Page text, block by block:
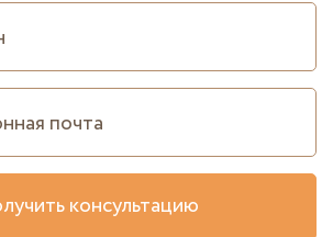
консультацию